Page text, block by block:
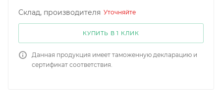
Склад, производителя Уточняйте
КУПИТЬ В 1 КЛИК
Данная продукция имеет таможенную декларацию и
сертификат соответствия.